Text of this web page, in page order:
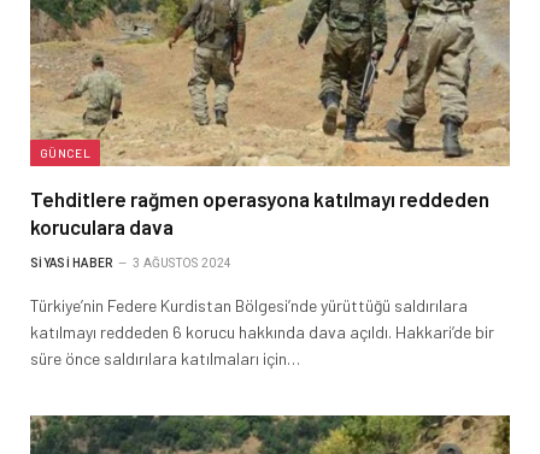
GÜNCEL
Tehditlere rağmen operasyona katılmayı reddeden
koruculara dava
SIYASI HABER 3 AĞUSTOS 2024
Türkiye’nin Federe Kurdistan Bölgesi’nde yürüttüğü saldırılara
katılmayı reddeden 6 korucu hakkında dava açıldı. Hakkari’de bir
süre önce saldırılara katılmaları için…